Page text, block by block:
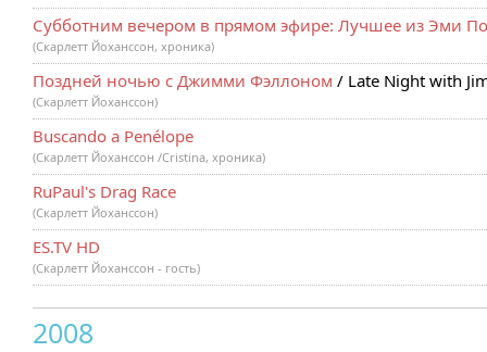
Субботним вечером в прямом эфире: Лучшее из Эми
(Скарлетт Йоханссон, хроника)
Поздней ночью с Джимми Фэллоном / Late Night with
(Скарлетт Йоханссон)
Buscando a Penélope
(Скарлетт Йоханссон /Cristina, хроника)
RuPaul's Drag Race
(Скарлетт Йоханссон)
ES.TV HD
(Скарлетт Йоханссон - гость)
2008